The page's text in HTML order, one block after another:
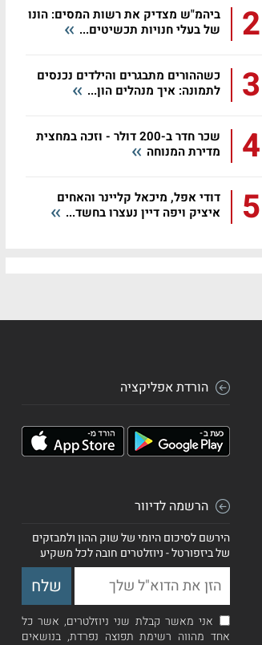
2
ביהמ"ש מצדיק את רשות המסים: הונו
של בעלי חנויות תכשיטים...
3
כשההורים מתבגרים והילדים נכנסים
לתמונה: איך מנהלים הון...
4
שכר חדר ב-200 דולר - וזכה במחצית
מדירת המנוחה
5
דודי אפל, מיכאל קליינר והאחים
איציק ויפה דיין נעצרו בחשד...
הורדת אפליקציה
הרשמה לדיוור
הירשם לסיכום היומי של שוק ההון ולמבזקים
של ביזפורטל - ניוזלטרים חובה לכל משקיע
אני מאשר קבלת שני ניוזלטרים, אשר כל
אחד מהווה רשימת תפוצה נפרדת, בנושאים